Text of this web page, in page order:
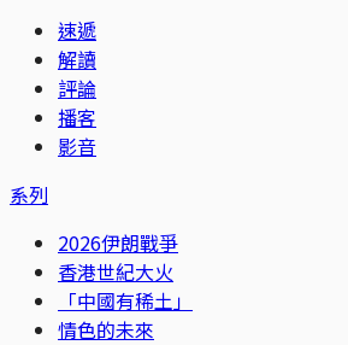
速遞
解讀
評論
播客
影音
系列
2026伊朗戰爭
香港世紀大火
「中國有稀土」
情色的未來